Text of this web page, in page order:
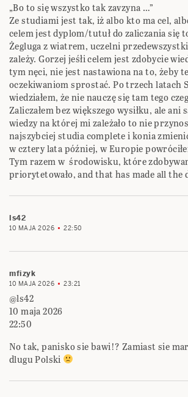
„Bo to się wszystko tak zavzyna …”
Ze studiami jest tak, iż albo kto ma cel,
celem jest dyplom/tutuł do zaliczania się
Żegluga z wiatrem, uczelni
zależy. Gorzej jeśłi celem jest zdobycie
tym nęci, nie jest nastawiona na to, żeby
oczekiwaniom sprostać. Po trzech latach
wiedziałem, że nie nauczę się tam tego
Zaliczałem bez większego wysiłku, ale ani
wiedzy na której mi zależało to nie
najszybciej studia complete i konia
w cztery lata później, w Europie
Tym razem w środowisku, które
priorytetowało, and that has made all the
ls42
10 MAJA 2026 22:50
mfizyk
10 MAJA 2026 23:21
@ls42
10 maja 2026
22:50
No tak, panisko sie bawi!? Zamiast sie
dlugu Polski